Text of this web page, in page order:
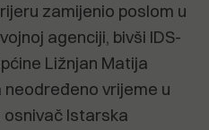
zamijenio poslom u
agenciji, bivši IDS-
Ližnjan Matija
vrijeme u
osnivač Istarska